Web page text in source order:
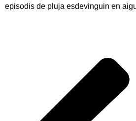
episodis de pluja esdevinguin en